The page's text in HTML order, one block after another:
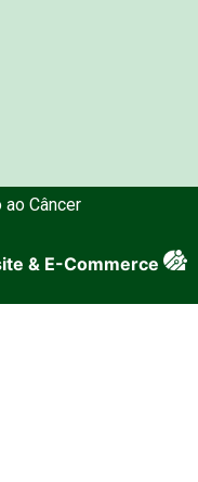
Câncer
& E-Commerce